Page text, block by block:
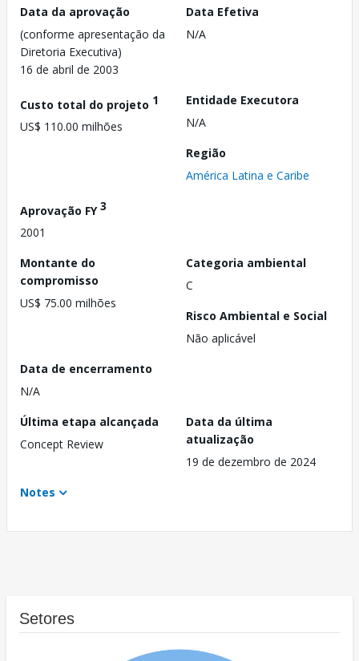
Data da aprovação
(conforme apresentação da
Diretoria Executiva)
16 de abril de 2003
Data Efetiva
N/A
Custo total do projeto 1
US$ 110.00 milhões
Entidade Executora
N/A
Região
América Latina e Caribe
Aprovação FY3
2001
Montante do
compromisso
US$ 75.00 milhões
Categoria ambiental
C
Risco Ambiental e Social
Não aplicável
Data de encerramento
N/A
Última etapa alcançada
Concept Review
Data da última
atualização
19 de dezembro de 2024
Notes
Setores